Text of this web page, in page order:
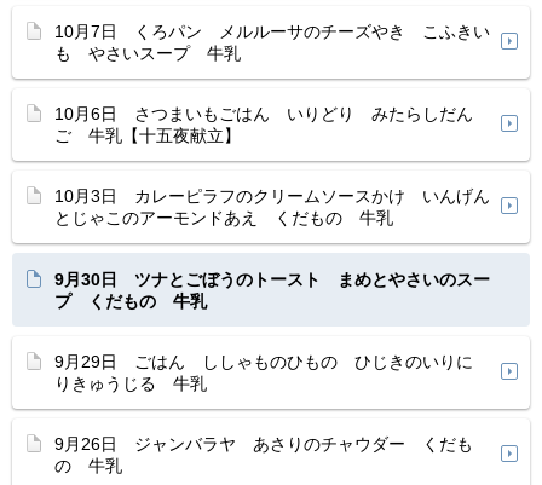
10月7日 くろパン メルルーサのチーズやき こふきい
も やさいスープ 牛乳
10月6日 さつまいもごはん いりどり みたらしだん
ご 牛乳【十五夜献立】
10月3日 カレーピラフのクリームソースかけ いんげん
とじゃこのアーモンドあえ くだもの 牛乳
9月30日 ツナとごぼうのトースト まめとやさいのスー
プ くだもの 牛乳
9月29日 ごはん ししゃものひもの ひじきのいりに
りきゅうじる 牛乳
9月26日 ジャンバラヤ あさりのチャウダー くだも
の 牛乳